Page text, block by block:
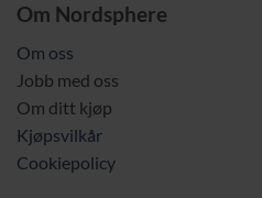
Om Nordsphere
Om oss
Jobb med oss
Om ditt kjøp
Kjøpsvilkår
Cookiepolicy